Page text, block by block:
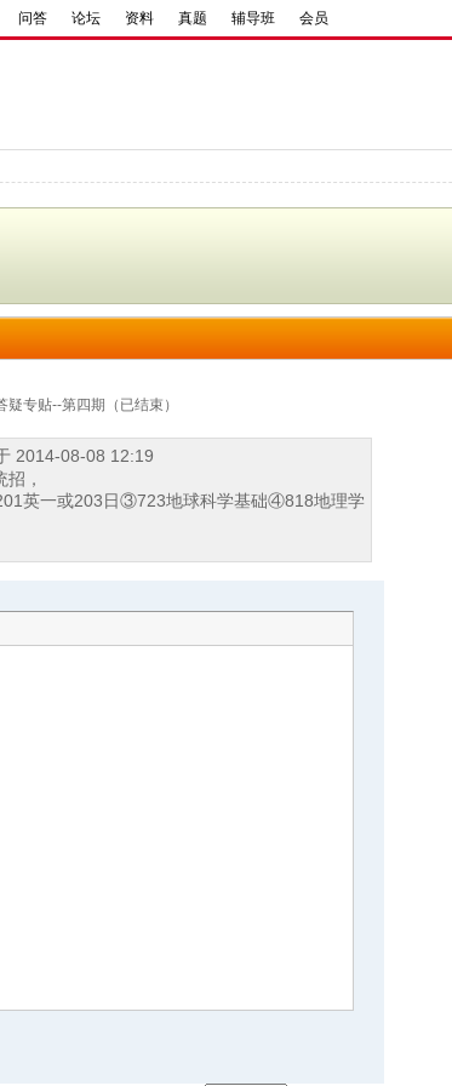
问答 论坛 资料 真题 辅导班 会员
专贴--第四期（已结束）
2014-08-08 12:19
，
英一或203日③723地球科学基础④818地理学